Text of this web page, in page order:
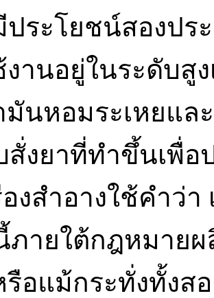
ประโยชน์สองปร
านอยู่ในระดับสู
มันหอมระเหยแ
สั่งยาที่ทำขึ้นเพื่
งสำอางใช้คำว่
ภายใต้กฎหมาย
รือแม้กระทั่งทั้งส